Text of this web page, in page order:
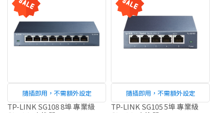
隨插即用，不需額外設定
TP-LINK SG108 8埠 專業級
隨插即用，不需額外設定
TP-LINK SG105 5埠 專業級